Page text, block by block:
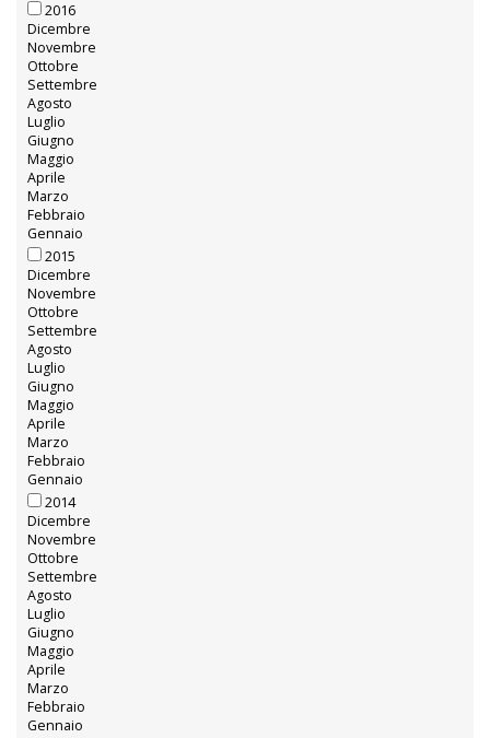
2016
Dicembre
Novembre
Ottobre
Settembre
Agosto
Luglio
Giugno
Maggio
Aprile
Marzo
Febbraio
Gennaio
2015
Dicembre
Novembre
Ottobre
Settembre
Agosto
Luglio
Giugno
Maggio
Aprile
Marzo
Febbraio
Gennaio
2014
Dicembre
Novembre
Ottobre
Settembre
Agosto
Luglio
Giugno
Maggio
Aprile
Marzo
Febbraio
Gennaio